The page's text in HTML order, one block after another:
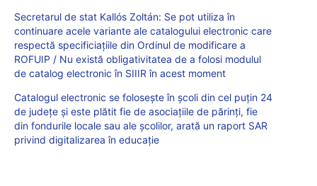
Secretarul de stat Kallós Zoltán: Se pot utiliza în
continuare acele variante ale catalogului electronic care
respectă specificiațiile din Ordinul de modificare a
ROFUIP / Nu există obligativitatea de a folosi modulul
de catalog electronic în SIIIR în acest moment
Catalogul electronic se folosește în școli din cel puțin 24
de județe și este plătit fie de asociațiile de părinți, fie
din fondurile locale sau ale școlilor, arată un raport SAR
privind digitalizarea în educație